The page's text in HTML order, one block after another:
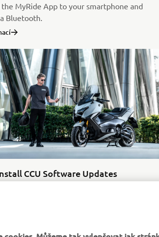
MyRide App to your smartphone and
Bluetooth.
CCU Software Updates
Můžeme tak vylepšovat jak stránky